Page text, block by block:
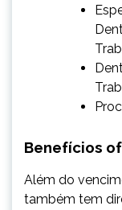
Benefícios
Além do
também tem